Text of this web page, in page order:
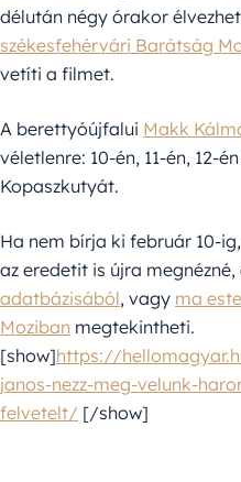
délután négy órakor
székesfehérvári Barátság
vetíti a filmet.
A berettyóújfalui Makk
véletlenre: 10-én, 11-én, 12-
Kopaszkutyát.
Ha nem bírja ki február 10-
az eredetit is újra
adatbázisából, vagy ma
Moziban megtekintheti.
[show]https://
janos-nezz-meg-velunk-
felvetelt/ [/show]